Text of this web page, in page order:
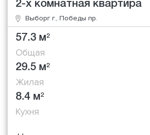
2-х комнатная квартира
Выборг г., Победы пр.
57.3 м2
Общая
29.5 м2
Жилая
8.4 м2
Кухня